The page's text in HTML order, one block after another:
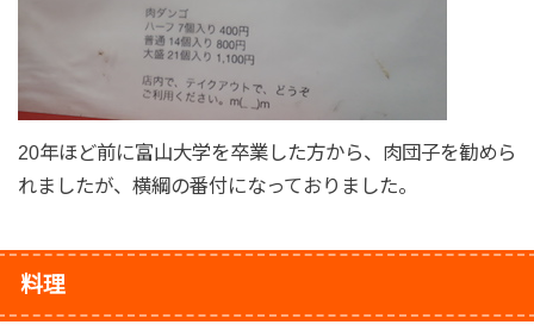
20年ほど前に富山大学を卒業した方から、肉団子を勧めら
れましたが、横綱の番付になっておりました。
料理